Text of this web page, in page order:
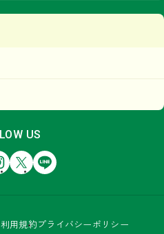
US
X LINE
利用規約 プライバシーポリシー